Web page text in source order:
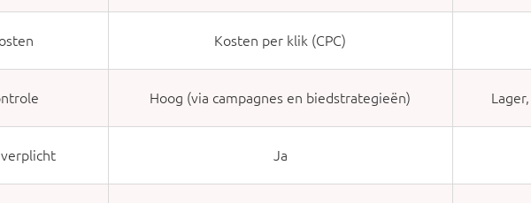
Kosten per klik (CPC)
Hoog (via campagnes en biedstrategieën)
verplicht Ja